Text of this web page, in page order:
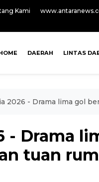
Kami
DAERAH LINTAS
2026 - Drama lima gol
- Drama
tuan